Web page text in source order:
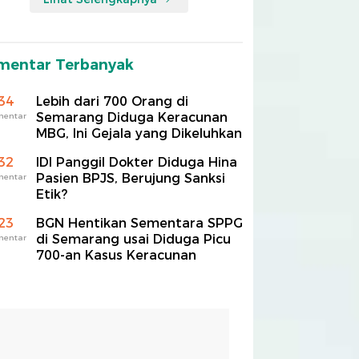
Terbanyak
Lebih dari 700 Orang di
Semarang Diduga Keracunan
MBG, Ini Gejala yang Dikeluhkan
IDI Panggil Dokter Diduga Hina
Pasien BPJS, Berujung Sanksi
Etik?
BGN Hentikan Sementara SPPG
di Semarang usai Diduga Picu
700-an Kasus Keracunan